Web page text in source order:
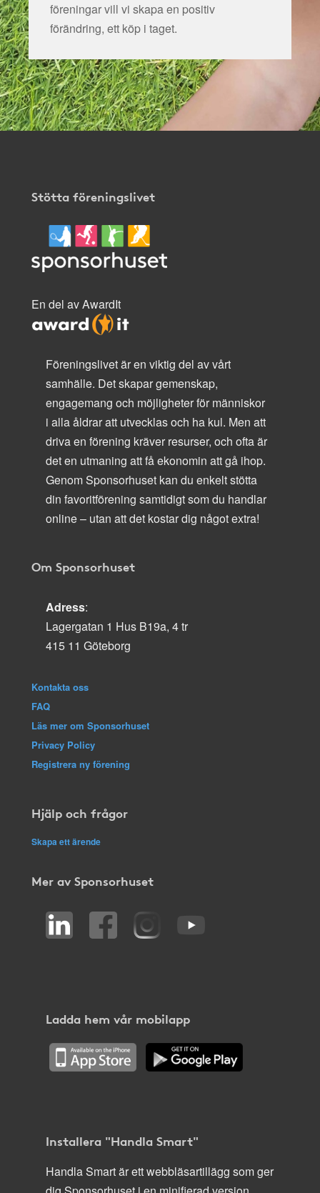
föreningar vill vi skapa en positiv
förändring, ett köp i taget.
Stötta föreningslivet
En del av AwardIt
Föreningslivet är en viktig del av vårt
samhälle. Det skapar gemenskap,
engagemang och möjligheter för människor
i alla åldrar att utvecklas och ha kul. Men att
driva en förening kräver resurser, och ofta är
det en utmaning att få ekonomin att gå ihop.
Genom Sponsorhuset kan du enkelt stötta
din favoritförening samtidigt som du handlar
online – utan att det kostar dig något extra!
Om Sponsorhuset
Adress:
Lagergatan 1 Hus B19a, 4 tr
415 11 Göteborg
Kontakta oss
FAQ
Läs mer om Sponsorhuset
Privacy Policy
Registrera ny förening
Hjälp och frågor
Skapa ett ärende
Mer av Sponsorhuset
Ladda hem vår mobilapp
Installera "Handla Smart"
Handla Smart är ett webbläsartillägg som ger